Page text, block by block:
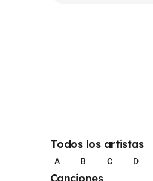
Todos los artistas
A B C D